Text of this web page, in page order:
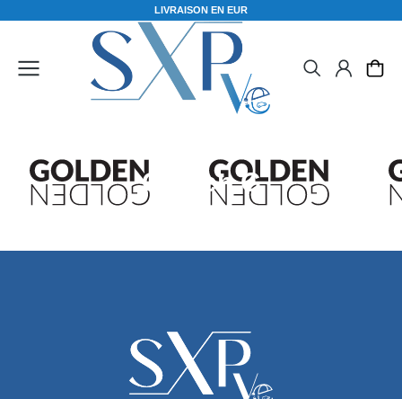
LIVRAISON EN EURO
Golden G